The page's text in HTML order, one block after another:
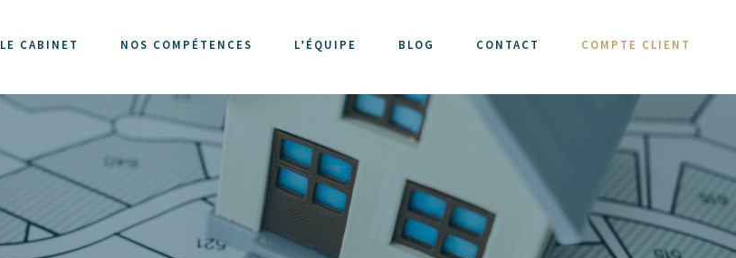
LE CABINET NOS COMPÉTENCES L’ÉQUIPE BLOG CONTACT COMPTE CLIENT